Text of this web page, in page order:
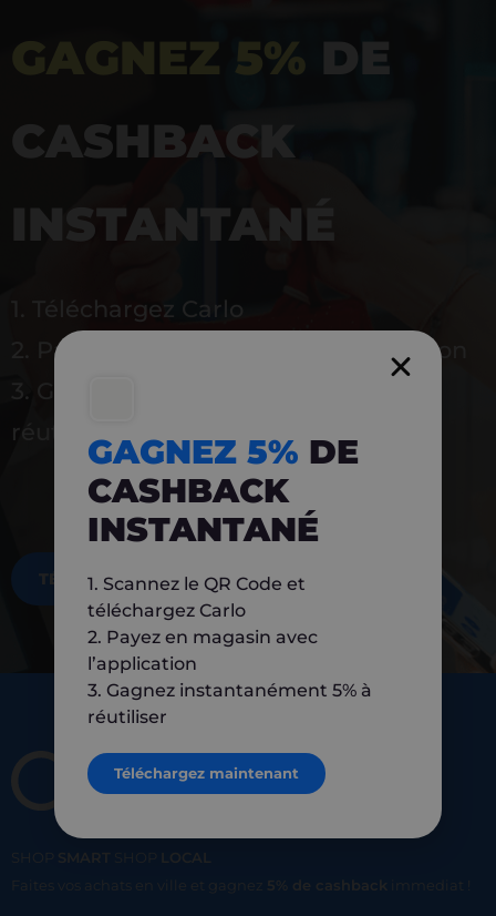
GAGNEZ 5% DE
CASHBACK
INSTANTANÉ
1. Téléchargez Carlo
2. Payez en magasin avec l’application
3. Gagnez instantanément 5 % à
réutiliser
TÉLÉCHARGEZ MAINTENANT
SHOP SMART SHOP
LOCAL
Faites vos achats en ville et gagnez 5% de cashback immediat !
GAGNEZ 5% DE
CASHBACK
INSTANTANÉ
1. Scannez le QR Code et
téléchargez Carlo
2. Payez en magasin avec
l’application
3. Gagnez instantanément 5% à
réutiliser
Téléchargez maintenant